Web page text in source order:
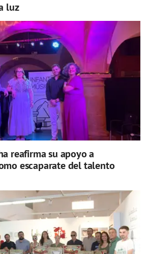
luz
reafirma su apoyo a
escaparate del talento